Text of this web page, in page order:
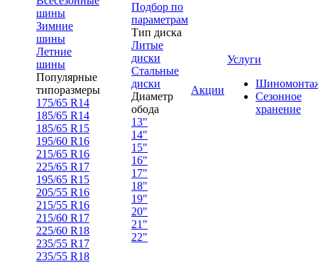
шины
Зимние
шины
Летние
шины
Популярные
типоразмеры
175/65 R14
185/65 R14
185/65 R15
195/60 R16
215/65 R16
225/65 R17
195/65 R15
205/55 R16
215/55 R16
215/60 R17
225/60 R18
235/55 R17
235/55 R18
Подбор по
параметрам
Тип диска
Литые
диски
Стальные
диски
Диаметр
обода
13"
14"
15"
16"
17"
18"
19"
20"
21"
22"
Акции
Услуги
Сезонное
хранение